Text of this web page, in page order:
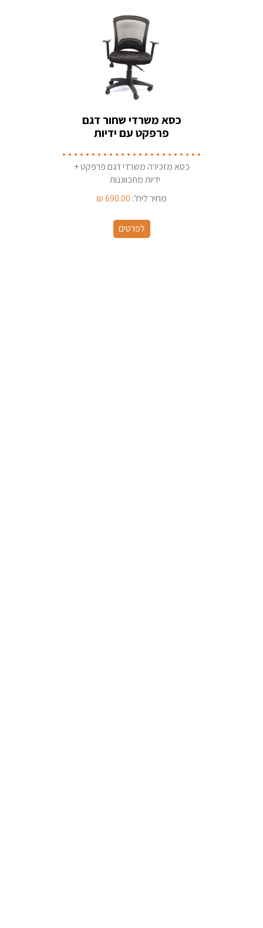
כסא משרדי שחור דגם
פרפקט עם ידיות
כסא מזכירה משרדי דגם פרפקט +
ידיות מתכווננות
מחיר ליח’: 690.00
₪
לפרטים